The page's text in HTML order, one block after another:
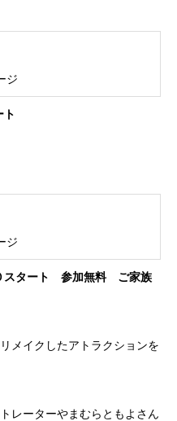
ジ
ト
ジ
スタート 参加無料 ご家族
メイクしたアトラクションを
レーターやまむらともよさん